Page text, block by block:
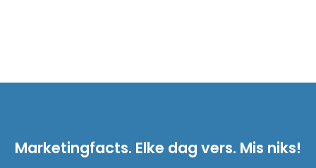
Marketingfacts. Elke dag vers. Mis niks!